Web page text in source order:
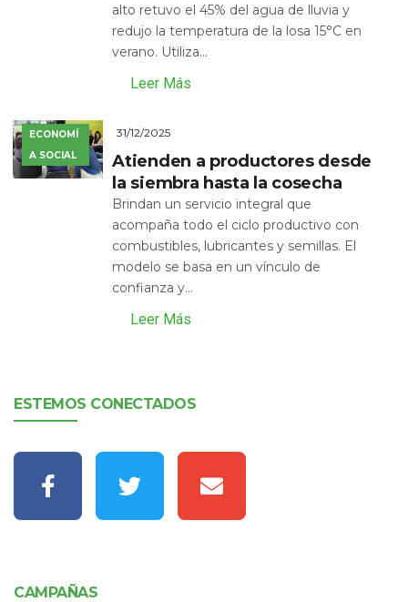
alto retuvo el 45% del agua de lluvia y
redujo la temperatura de la losa 15°C en
verano. Utiliza...
Leer Más
ECONOMÍ
A SOCIAL
31/12/2025
Atienden a productores desde
la siembra hasta la cosecha
Brindan un servicio integral que
acompaña todo el ciclo productivo con
combustibles, lubricantes y semillas. El
modelo se basa en un vínculo de
confianza y...
Leer Más
ESTEMOS CONECTADOS
CAMPAÑAS